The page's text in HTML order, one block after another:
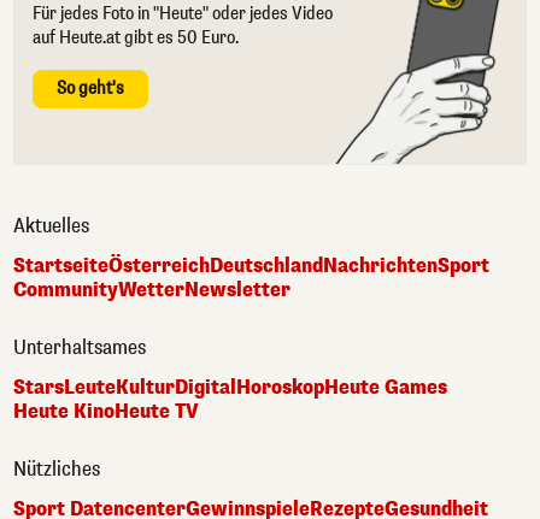
Für jedes Foto in "Heute" oder jedes Video
auf Heute.at gibt es 50 Euro.
So geht's
Aktuelles
StartseiteÖsterreichDeutschlandNachrichtenSport
CommunityWetterNewsletter
Unterhaltsames
StarsLeuteKulturDigitalHoroskopHeute Games
Heute KinoHeute TV
Nützliches
Sport DatencenterGewinnspieleRezepteGesundheit